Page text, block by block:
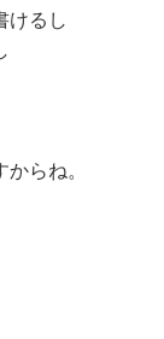
けるし
らね。